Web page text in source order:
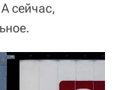
сейчас,